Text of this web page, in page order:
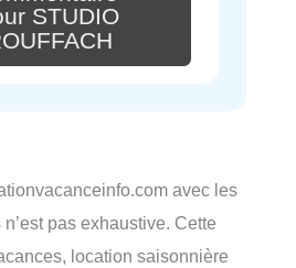
STUDIO
avec les
pas exhaustive. Cette
location saisonnière